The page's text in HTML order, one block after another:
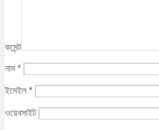
কমেন্ট
নাম*
ইমেইল *
ওয়েবসাইট